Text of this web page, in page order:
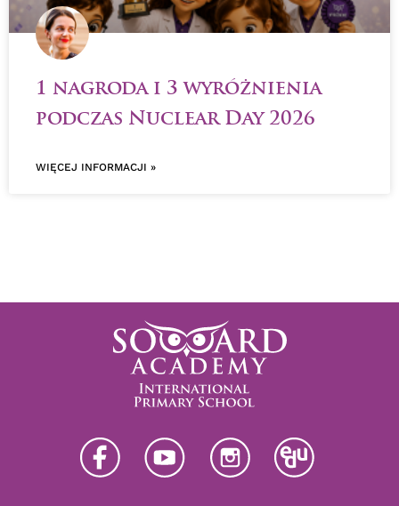
1 nagroda i 3 wyróżnienia
podczas Nuclear Day 2026
WIĘCEJ INFORMACJI »